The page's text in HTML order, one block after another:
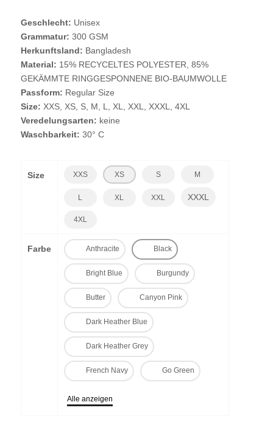
Geschlecht: Unisex
Grammatur: 300 GSM
Herkunftsland: Bangladesh
Material: 15% RECYCELTES POLYESTER, 85%
GEKÄMMTE RINGGESPONNENE BIO-BAUMWOLLE
Passform: Regular Size
Size: XXS, XS, S, M, L, XL, XXL, XXXL, 4XL
Veredelungsarten: keine
Waschbarkeit: 30° C
Size XXS XS S M
L XL XXL XXXL
4XL
Farbe Anthracite Black
Bright Blue Burgundy
Butter Canyon Pink
Dark Heather Blue
Dark Heather Grey
French Navy Go Green
Alle anzeigen